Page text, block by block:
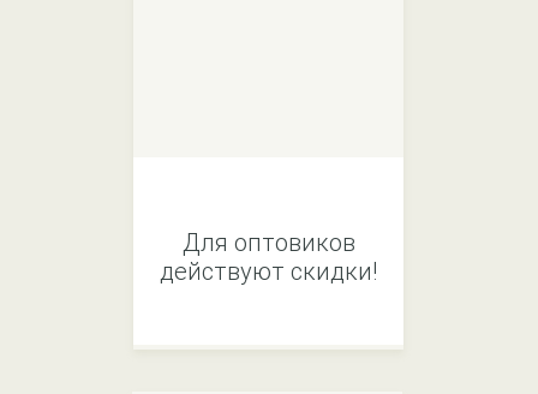
Для оптовиков
действуют скидки!